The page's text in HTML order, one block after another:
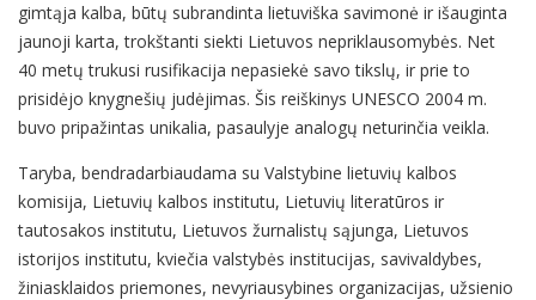
gimtąja kalba, būtų subrandinta lietuviška savimonė ir išauginta
jaunoji karta, trokštanti siekti Lietuvos nepriklausomybės. Net
40 metų trukusi rusifikacija nepasiekė savo tikslų, ir prie to
prisidėjo knygnešių judėjimas. Šis reiškinys UNESCO 2004 m.
buvo pripažintas unikalia, pasaulyje analogų neturinčia veikla.
Taryba, bendradarbiaudama su Valstybine lietuvių kalbos
komisija, Lietuvių kalbos institutu, Lietuvių literatūros ir
tautosakos institutu, Lietuvos žurnalistų sąjunga, Lietuvos
istorijos institutu, kviečia valstybės institucijas, savivaldybes,
žiniasklaidos priemones, nevyriausybines organizacijas, užsienio